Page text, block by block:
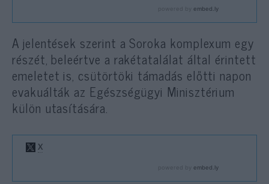
A jelentések szerint a Soroka komplexum egy
részét, beleértve a rakétatalálat által érintett
emeletet is, csütörtöki támadás előtti napon
evakuálták az Egészségügyi Minisztérium
külön utasítására.